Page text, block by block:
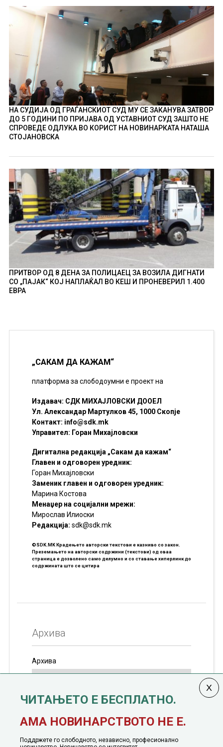
НА СУДИЈА ОД ГРАЃАНСКИОТ СУД МУ СЕ ЗАКАНУВА ЗАТВОР
ДО 5 ГОДИНИ ПО ПРИЈАВА ОД УСТАВНИОТ СУД ЗАШТО НЕ
СПРОВЕДЕ ОДЛУКА ВО КОРИСТ НА НОВИНАРКАТА НАТАША
СТОЈАНОВСКА
ПРИТВОР ОД 8 ДЕНА ЗА ПОЛИЦАЕЦ ЗА ВОЗИЛА ДИГНАТИ
СО „ПАЈАК“ КОЈ НАПЛАЌАЛ ВО КЕШ И ПРОНЕВЕРИЛ 1.400
ЕВРА
„САКАМ ДА КАЖАМ“
платформа за слободоумни е проект на
Издавач: СДК МИХАЈЛОВСКИ ДООЕЛ
Ул. Александар Мартулков 45, 1000 Скопје
Контакт: info@sdk.mk
Управител: Горан Михајловски
Дигитална редакција „Сакам да кажам“
Главен и одговорен уредник:
Горан Михајловски
Заменик главен и одговорен уредник:
Марина Костова
Менаџер на социјални мрежи:
Мирослав Илиоски
Редакцијa: sdk@sdk.mk
©SDK.MK Крадењето авторски текстови е казниво со закон.
Преземањето на авторски содржини (текстови) од оваа
страница е дозволено само делумно и со ставање хиперлинк до
содржината што се цитира
Архива
Архива
јануари, 1991 година
ЧИТАЊЕТО Е БЕСПЛАТНО.
АМА НОВИНАРСТВОТО НЕ Е.
Поддржете го слободното, независно, професионално